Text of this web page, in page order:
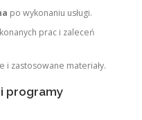
po wykonaniu usługi.
prac i zaleceń
i zastosowane materiały.
programy